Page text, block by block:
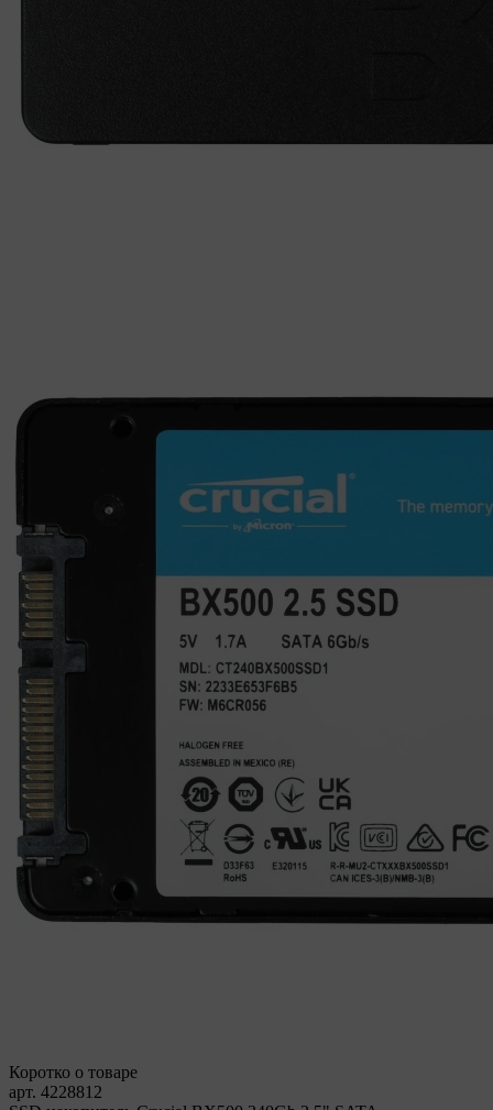
Коротко о товаре
арт. 4228812